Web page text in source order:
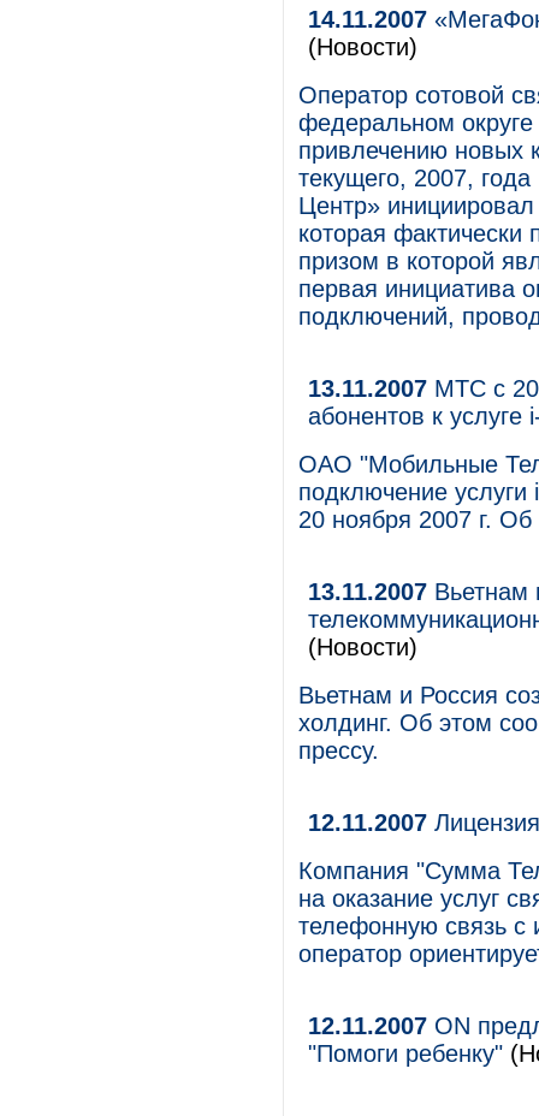
14.11.2007
(Новости)
Оператор сотовой
федеральном округе
привлечению новых
текущего, 2007,
Центр»
которая
призом в которой
первая инициатива
подключений,
13.11.2007 МТС с 20
абонентов к услуге
ОАО "Мобильные
подключение
20 ноября 2007 г.
13.11.2007 Вьетнам
(Новости)
Вьетнам и Россия
холдинг. Об этом
прессу.
12.11.2007
Компания "Сумма
на оказание услуг
телефонную связь с
оператор
12.11.2007 ON
"Помоги ребенку"